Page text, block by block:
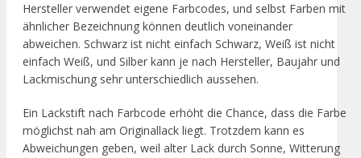
Hersteller verwendet eigene Farbcodes, und selbst Farben mit
ähnlicher Bezeichnung können deutlich voneinander
abweichen. Schwarz ist nicht einfach Schwarz, Weiß ist nicht
einfach Weiß, und Silber kann je nach Hersteller, Baujahr und
Lackmischung sehr unterschiedlich aussehen.
Ein Lackstift nach Farbcode erhöht die Chance, dass die Farbe
möglichst nah am Originallack liegt. Trotzdem kann es
Abweichungen geben, weil alter Lack durch Sonne, Witterung